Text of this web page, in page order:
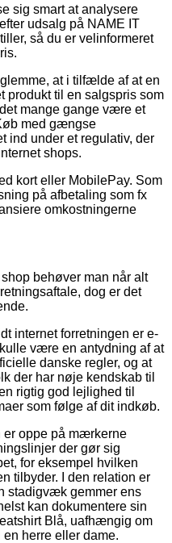
sig smart at analysere
udsalg på NAME IT
så du er velinformeret
at i tilfælde af at en
produkt til en salgspris som
mange gange være et
med gængse
ind under et regulativ, der
shops.
kort eller MobilePay. Som
på afbetaling som fx
omkostningerne
behøver man når alt
dog er det
internet forretningen er e-
være en antydning af at
danske regler, og at
der har nøje kendskab til
rigtig god lejlighed til
som følge af dit indkøb.
er oppe på mærkerne
der gør sig
for eksempel hvilken
tilbyder. I den relation er
stadigvæk gemmer ens
kan dokumentere sin
Blå, uafhængig om
herre eller dame.